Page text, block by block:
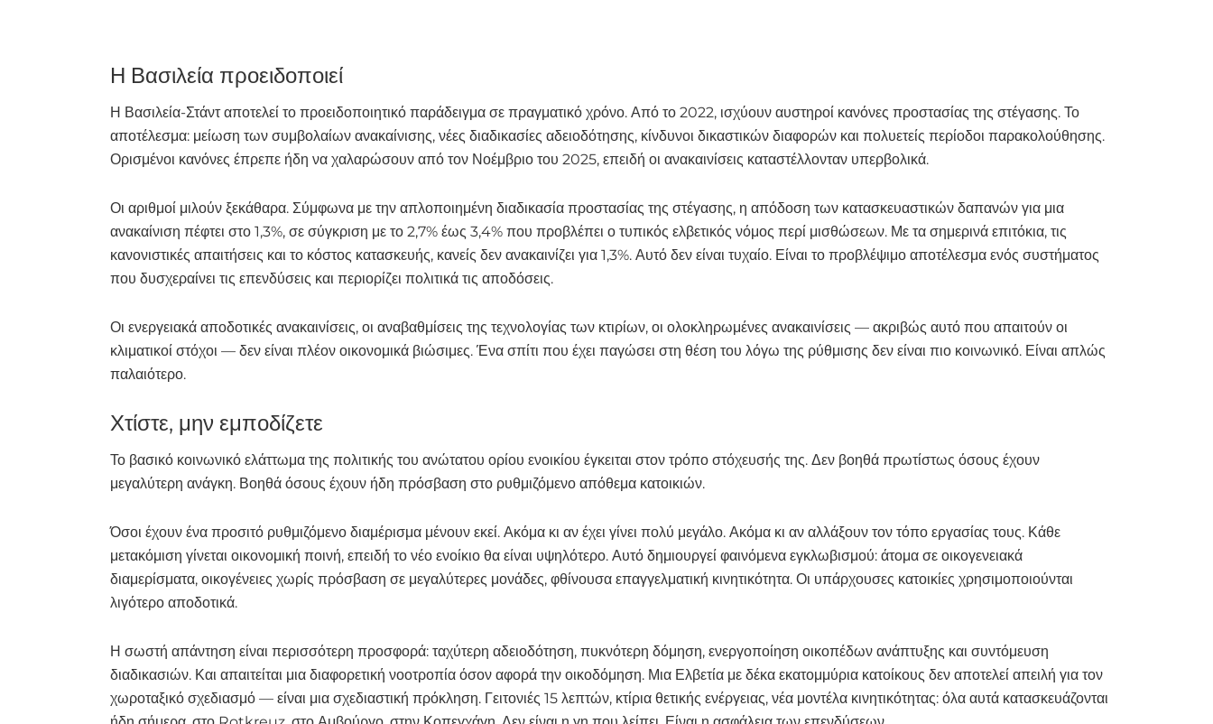
Η Βασιλεία προειδοποιεί
Η Βασιλεία-Στάντ αποτελεί το προειδοποιητικό παράδειγμα σε πραγματικό χρόνο. Από το 2022, ισχύουν αυστηροί κανόνες προστασίας της στέγασης. Το
αποτέλεσμα: μείωση των συμβολαίων ανακαίνισης, νέες διαδικασίες αδειοδότησης, κίνδυνοι δικαστικών διαφορών και πολυετείς περίοδοι παρακολούθησης.
Ορισμένοι κανόνες έπρεπε ήδη να χαλαρώσουν από τον Νοέμβριο του 2025, επειδή οι ανακαινίσεις καταστέλλονταν υπερβολικά.
Οι αριθμοί μιλούν ξεκάθαρα. Σύμφωνα με την απλοποιημένη διαδικασία προστασίας της στέγασης, η απόδοση των κατασκευαστικών δαπανών για μια
ανακαίνιση πέφτει στο 1,3%, σε σύγκριση με το 2,7% έως 3,4% που προβλέπει ο τυπικός ελβετικός νόμος περί μισθώσεων. Με τα σημερινά επιτόκια, τις
κανονιστικές απαιτήσεις και το κόστος κατασκευής, κανείς δεν ανακαινίζει για 1,3%. Αυτό δεν είναι τυχαίο. Είναι το προβλέψιμο αποτέλεσμα ενός συστήματος
που δυσχεραίνει τις επενδύσεις και περιορίζει πολιτικά τις αποδόσεις.
Οι ενεργειακά αποδοτικές ανακαινίσεις, οι αναβαθμίσεις της τεχνολογίας των κτιρίων, οι ολοκληρωμένες ανακαινίσεις — ακριβώς αυτό που απαιτούν οι
κλιματικοί στόχοι — δεν είναι πλέον οικονομικά βιώσιμες. Ένα σπίτι που έχει παγώσει στη θέση του λόγω της ρύθμισης δεν είναι πιο κοινωνικό. Είναι απλώς
παλαιότερο.
Χτίστε, μην εμποδίζετε
Το βασικό κοινωνικό ελάττωμα της πολιτικής του ανώτατου ορίου ενοικίου έγκειται στον τρόπο στόχευσής της. Δεν βοηθά πρωτίστως όσους έχουν
μεγαλύτερη ανάγκη. Βοηθά όσους έχουν ήδη πρόσβαση στο ρυθμιζόμενο απόθεμα κατοικιών.
Όσοι έχουν ένα προσιτό ρυθμιζόμενο διαμέρισμα μένουν εκεί. Ακόμα κι αν έχει γίνει πολύ μεγάλο. Ακόμα κι αν αλλάξουν τον τόπο εργασίας τους. Κάθε
μετακόμιση γίνεται οικονομική ποινή, επειδή το νέο ενοίκιο θα είναι υψηλότερο. Αυτό δημιουργεί φαινόμενα εγκλωβισμού: άτομα σε οικογενειακά
διαμερίσματα, οικογένειες χωρίς πρόσβαση σε μεγαλύτερες μονάδες, φθίνουσα επαγγελματική κινητικότητα. Οι υπάρχουσες κατοικίες χρησιμοποιούνται
λιγότερο αποδοτικά.
Η σωστή απάντηση είναι περισσότερη προσφορά: ταχύτερη αδειοδότηση, πυκνότερη δόμηση, ενεργοποίηση οικοπέδων ανάπτυξης και συντόμευση
διαδικασιών. Και απαιτείται μια διαφορετική νοοτροπία όσον αφορά την οικοδόμηση. Μια Ελβετία με δέκα εκατομμύρια κατοίκους δεν αποτελεί απειλή για τον
χωροταξικό σχεδιασμό — είναι μια σχεδιαστική πρόκληση. Γειτονιές 15 λεπτών, κτίρια θετικής ενέργειας, νέα μοντέλα κινητικότητας: όλα αυτά κατασκευάζονται